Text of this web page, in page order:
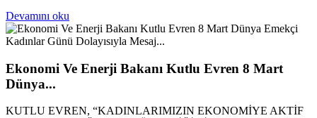
Devamını oku
Ekonomi Ve Enerji Bakanı Kutlu Evren 8 Mart
Dünya...
KUTLU EVREN, “KADINLARIMIZIN EKONOMİYE AKTİF